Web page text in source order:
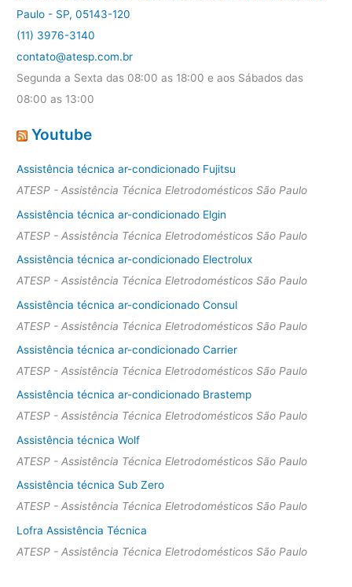
Paulo - SP, 05143-120
(11) 3976-3140
contato@atesp.com.br
Segunda a Sexta das 08:00 as 18:00 e aos Sábados das
08:00 as 13:00
Youtube
Assistência técnica ar-condicionado Fujitsu
ATESP - Assistência Técnica Eletrodomésticos São Paulo
Assistência técnica ar-condicionado Elgin
ATESP - Assistência Técnica Eletrodomésticos São Paulo
Assistência técnica ar-condicionado Electrolux
ATESP - Assistência Técnica Eletrodomésticos São Paulo
Assistência técnica ar-condicionado Consul
ATESP - Assistência Técnica Eletrodomésticos São Paulo
Assistência técnica ar-condicionado Carrier
ATESP - Assistência Técnica Eletrodomésticos São Paulo
Assistência técnica ar-condicionado Brastemp
ATESP - Assistência Técnica Eletrodomésticos São Paulo
Assistência técnica Wolf
ATESP - Assistência Técnica Eletrodomésticos São Paulo
Assistência técnica Sub Zero
ATESP - Assistência Técnica Eletrodomésticos São Paulo
Lofra Assistência Técnica
ATESP - Assistência Técnica Eletrodomésticos São Paulo